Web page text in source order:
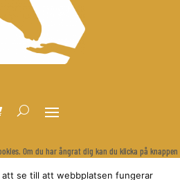
Om du har ångrat dig kan du klicka på knappen
se till att webbplatsen fungerar